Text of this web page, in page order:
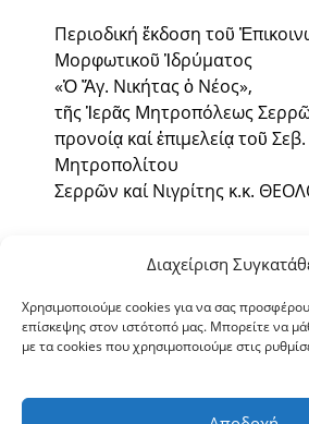
Διαχείριση
Χρησιμοποιούμε cookies για να σας
επίσκεψης στον ιστότοπό μας. Μπορείτε να
με τα cookies που χρησιμοποιούμε στις
Περιοδική ἔκδοση τοῦ
Μορφωτικοῦ Ἱδρύματος
«Ὁ Ἅγ. Νικήτας ὁ Νέος»,
τῆς Ἱερᾶς Μητροπόλεως
προνοίᾳ καί ἐπιμελείᾳ τοῦ Σεβ.
Μητροπολίτου
Σερρῶν καί Νιγρίτης κ.κ.
ΜΑΡΤΙΟΣ – ΑΠΡΙΛΙΟΣ 2016